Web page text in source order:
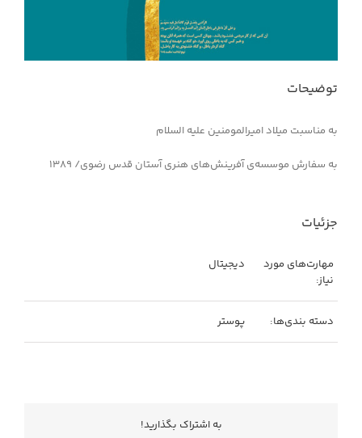
توضیحات
به مناسبت میلاد امیرالمومنین علیه السلام
۱۳۸۹ /به سفارش موسسه‌ی آفرینش‌های هنری آستان قدس رضوی
جزئیات
مهارت‌های مورد
نیاز:
دیجیتال
دسته بندی‌ها: پوستر
به اشتراك بگذاريد!